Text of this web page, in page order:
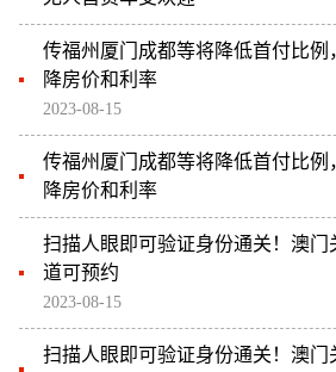
传福州厦门成都等将降低首付比例
降房价和利率
2023-08-15
传福州厦门成都等将降低首付比例
降房价和利率
扫描人眼即可验证身份通关！澳门
道可预约
2023-08-15
扫描人眼即可验证身份通关！澳门